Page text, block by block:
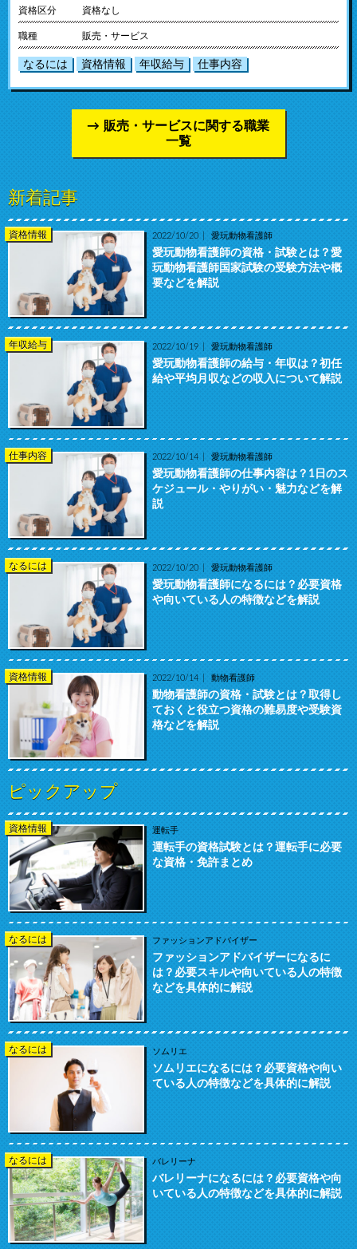
資格区分 資格なし
職種 販売・サービス
なるには 資格情報 年収給与 仕事内容
販売・サービスに関する職業
一覧
新着記事
資格情報 2022/10/20 愛玩動物看護師
愛玩動物看護師の資格・試験とは？愛
玩動物看護師国家試験の受験方法や概
要などを解説
年収給与 2022/10/19 愛玩動物看護師
愛玩動物看護師の給与・年収は？初任
給や平均月収などの収入について解説
仕事内容 2022/10/14 愛玩動物看護師
愛玩動物看護師の仕事内容は？1日のス
ケジュール・やりがい・魅力などを解
説
なるには 2022/10/20 愛玩動物看護師
愛玩動物看護師になるには？必要資格
や向いている人の特徴などを解説
資格情報 2022/10/14 動物看護師
動物看護師の資格・試験とは？取得し
ておくと役立つ資格の難易度や受験資
格などを解説
ピックアップ
資格情報 運転手
運転手の資格試験とは？運転手に必要
な資格・免許まとめ
なるには ファッションアドバイザー
ファッションアドバイザーになるに
は？必要スキルや向いている人の特徴
などを具体的に解説
なるには ソムリエ
ソムリエになるには？必要資格や向い
ている人の特徴などを具体的に解説
なるには バレリーナ
バレリーナになるには？必要資格や向
いている人の特徴などを具体的に解説